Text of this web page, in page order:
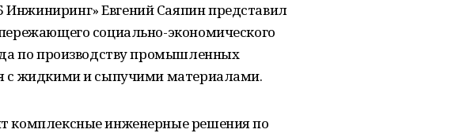
Евгений Саяпин представил
социально-экономического
по производству промышленных
с жидкими и сыпучими материалами.
комплексные инженерные решения по